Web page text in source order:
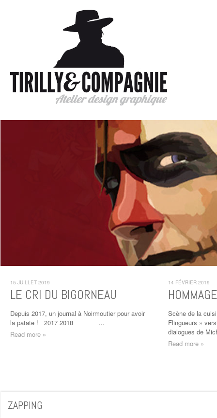
15 JUILLET 2019
LE CRI DU BIGORNEAU
Depuis 2017, un journal à Noirmoutier pour avoir
la patate ! 2017 2018 …
Read more »
14 FÉVRIER 2019
Scène de la
Flingueurs »
dialogues de
Read more »
ZAPPING